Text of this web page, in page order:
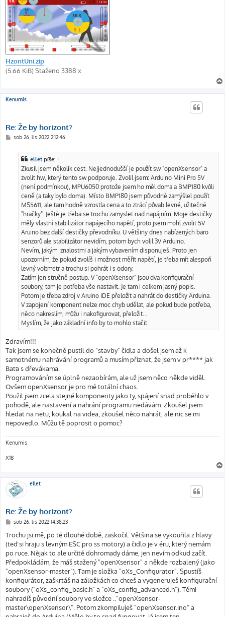
HzontUni.zip
(5.66 KiB) Staženo 3388 x
Kenumis
Re: Že by horizont?
Psob 26. lis 2022 2:12:46
ellet píše: ↑
Zkusil jsem několik cest. Nejjednodušší je použít sw "openXsensor" a
zvolit hw, který tento sw podporuje. Zvolil jsem: Arduino Mini Pro 5V
(není podmínkou), MPU6050 protože jsem ho měl doma a BMP180 kvůli
ceně (a taky bylo doma). Místo BMP180 jsem původně zamýšlel použít
MS5611, ale tam hodně vzrostla cena a to ztrácí půvab levné, užitečné
"hračky". Ještě je třeba se trochu zamyslet nad napájním. Moje destičky
měly vlastní stabilizátor napájecího napětí, proto jsem mohl zvolit 5V
Aruino bez další destičky převodníku. U většiny dnes nabízených baro
senzorů ale stabilizátor nevidím, potom bych volil 3V Arduino.
Nevím, jakými znalostmi a jakým vybavením disponuješ. Proto jen
upozorním, že pokud zvolíš i možnost měřit napětí, je třeba mít alespoň
levný voltmetr a trochu si pohrát i s odory.
Zatím jen stručně postup. V "openXsensor" jsou dva konfigurační
soubory, tam je potřeba vše nastavit. Je tam i celkem jasný popis.
Potom je třeba zdroj v Aruino IDE přeložit a nahrát do destičky Arduina.
V zapojení komponent nelze moc chyb udělat, ale pokud bude potřeba,
něco nakreslím, můžu i nakofigurovat, přeložit...
Myslím, že jako základní info by to mohlo stačit.
Zdravím!!!
Tak jsem se konečně pustil do "stavby" čidla a došel jsem až k
samotnému nahrávání programů a musím přiznat, že jsem v pr**** jak
Baťa s dřevákama.
Programováním se úplně nezaobírám, ale už jsem něco někde viděl.
Ovšem openXsensor je pro mě totální chaos.
Použil jsem zcela stejné komponenty jako ty, spájení snad proběhlo v
pohodě, ale nastavení a nahrání programu nedávám. Zkoušel jsem
hledat na netu, koukal na videa, zkoušel něco nahrát, ale nic se mi
nepovedlo. Můžu tě poprosit o pomoc?
Kenumis
X18
ellet
Re: Že by horizont?
P
í
s
p
ě
v
e
k
sob 26. lis 2022 14:38:23
Trochu jsi mě, po té dlouhé době, zaskočil. Většina se vykouřila z hlavy
(teď si hraju s levným ESC pro ss motory) a čidlo je v éru, který nemám
po ruce. Nějak to ale určitě dohromady dáme, jen nevím odkud začít.
Předpokládám, že máš stažený "openXsensor" a někde rozbalený (jako
"openXsensor-master"). Tam je složka "oXs_Configurator". Spustíš
konfigurátor, zaškrtáš na záložkách co chceš a vygeneruješ konfigurační
soubory ("oXs_config_basic.h" a "oXs_config_advanced.h"). Těmi
nahradíš původní soubory ve složce .."openXsensor-
master\openXsensor\". Potom zkompiluješ "openXsensor.ino" a